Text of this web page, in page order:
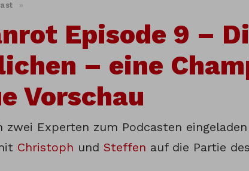
»
Episode 9 –
– eine
Vorschau
zwei Experten zum Podcasten
Christoph und Steffen auf die Partie